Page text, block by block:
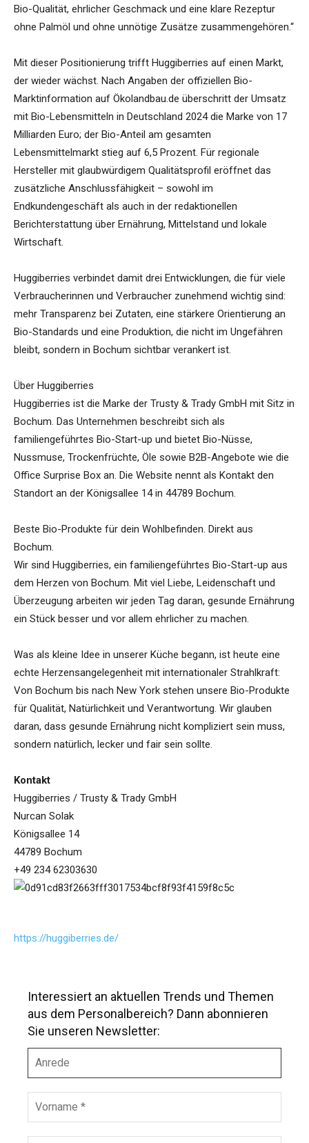
Bio-Qualität, ehrlicher Geschmack und eine klare Rezeptur
ohne Palmöl und ohne unnötige Zusätze zusammengehören.“
Mit dieser Positionierung trifft Huggiberries auf einen Markt,
der wieder wächst. Nach Angaben der offiziellen Bio-
Marktinformation auf Ökolandbau.de überschritt der Umsatz
mit Bio-Lebensmitteln in Deutschland 2024 die Marke von 17
Milliarden Euro; der Bio-Anteil am gesamten
Lebensmittelmarkt stieg auf 6,5 Prozent. Für regionale
Hersteller mit glaubwürdigem Qualitätsprofil eröffnet das
zusätzliche Anschlussfähigkeit – sowohl im
Endkundengeschäft als auch in der redaktionellen
Berichterstattung über Ernährung, Mittelstand und lokale
Wirtschaft.
Huggiberries verbindet damit drei Entwicklungen, die für viele
Verbraucherinnen und Verbraucher zunehmend wichtig sind:
mehr Transparenz bei Zutaten, eine stärkere Orientierung an
Bio-Standards und eine Produktion, die nicht im Ungefähren
bleibt, sondern in Bochum sichtbar verankert ist.
Über Huggiberries
Huggiberries ist die Marke der Trusty & Trady GmbH mit Sitz in
Bochum. Das Unternehmen beschreibt sich als
familiengeführtes Bio-Start-up und bietet Bio-Nüsse,
Nussmuse, Trockenfrüchte, Öle sowie B2B-Angebote wie die
Office Surprise Box an. Die Website nennt als Kontakt den
Standort an der Königsallee 14 in 44789 Bochum.
Beste Bio-Produkte für dein Wohlbefinden. Direkt aus
Bochum.
Wir sind Huggiberries, ein familiengeführtes Bio-Start-up aus
dem Herzen von Bochum. Mit viel Liebe, Leidenschaft und
Überzeugung arbeiten wir jeden Tag daran, gesunde Ernährung
ein Stück besser und vor allem ehrlicher zu machen.
Was als kleine Idee in unserer Küche begann, ist heute eine
echte Herzensangelegenheit mit internationaler Strahlkraft:
Von Bochum bis nach New York stehen unsere Bio-Produkte
für Qualität, Natürlichkeit und Verantwortung. Wir glauben
daran, dass gesunde Ernährung nicht kompliziert sein muss,
sondern natürlich, lecker und fair sein sollte.
Kontakt
Huggiberries / Trusty & Trady GmbH
Nurcan Solak
Königsallee 14
44789 Bochum
+49 234 62303630
https://huggiberries.de/
Interessiert an aktuellen Trends und Themen
aus dem Personalbereich? Dann abonnieren
Sie unseren Newsletter:
r
e
e
r
n